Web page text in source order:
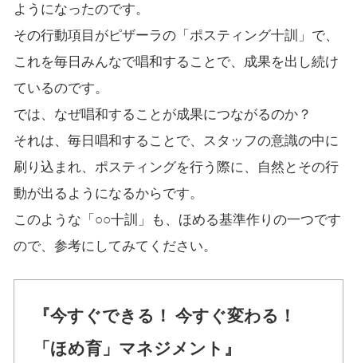
ようになったのです。
その行動項目がピザーラの「ポスティング十訓」で、
これを毎日みんなで唱和することで、成果を出し続け
ているのです。
では、なぜ唱和することが成果につながるのか？
それは、毎日唱和することで、スタッフの意識の中に
刷り込まれ、ポスティングを行う際に、自然とその行
動が出るようになるからです。
このような「○○十訓」も、ほめる基準作りの一つです
ので、参考にしてみてください。
『今すぐできる！ 今すぐ変わる！
「ほめ育」マネジメント』